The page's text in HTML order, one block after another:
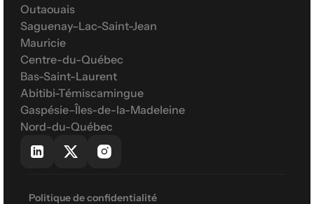
Outaouais
Saguenay–Lac-Saint-Jean
Mauricie
Centre-du-Québec
Bas-Saint-Laurent
Abitibi-Témiscamingue
Gaspésie–Îles-de-la-Madeleine
Nord-du-Québec
Politique de confidentialité